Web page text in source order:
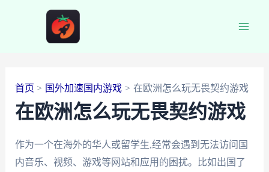
首页 国外加速国内游戏 在欧洲怎么玩无畏契约游戏
在欧洲怎么玩无畏契约游戏
作为一个在海外的华人或留学生,经常会遇到无法访问国
内音乐、视频、游戏等网站和应用的困扰。比如出国了